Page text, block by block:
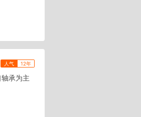
人气 12年
承为主